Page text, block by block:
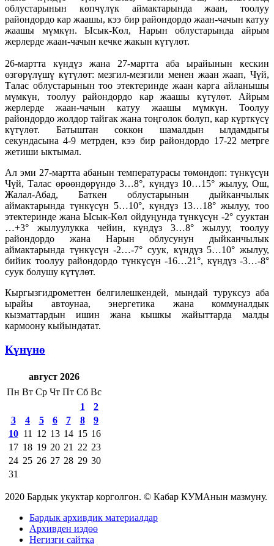
облустарынын көпчүлүк аймактарында жаан, тоолуу
райондордо кар жаашы, кээ бир райондордо жаан-чачын катуу
жаашы мүмкүн. Ысык-Көл, Нарын облустарында айрым
жерлерде жаан-чачын кечке жакын күтүлөт.
26-мартта күндүз жана 27-мартта аба ырайынын кескин
өзгөрүлүшү күтүлөт: мезгил-мезгили менен жаан жаап, Чүй,
Талас облустарынын тоо этектеринде жаан карга айланышы
мүмкүн, тоолуу райондордо кар жаашы күтүлөт. Айрым
жерлерде жаан-чачын катуу жаашы мүмкүн. Тоолуу
райондордо жолдор тайгак жана тоңголок болуп, кар күрткүсү
күтүлөт. Батыштан соккон шамалдын ылдамдыгы
секундасына 4-9 метрден, кээ бир райондордо 17-22 метрге
жетиши ыктымал.
Ал эми 27-мартта абанын температурасы төмөндөп: түнкүсүн
Чүй, Талас өрөөндөрүндө 3…8°, күндүз 10…15° жылуу, Ош,
Жалал-Абад, Баткен облустарынын дыйканчылык
аймактарында түнкүсүн 5…10°, күндүз 13…18° жылуу, тоо
этектеринде жана Ысык-Көл ойдуңунда түнкүсүн -2° сууктан
…+3° жылуулукка чейин, күндүз 3…8° жылуу, тоолуу
райондордо жана Нарын облусунун дыйканчылык
аймактарында түнкүсүн -2…-7° суук, күндүз 5…10° жылуу,
бийик тоолуу райондордо түнкүсүн -16…21°, күндүз -3…-8°
суук болушу күтүлөт.
Кыргызгидрометтен белгилешкендей, мындай туруксуз аба
ырайы автоунаа, энергетика жана коммуналдык
кызматтардын ишин жана кышкы жайыттарда малды
кармоону кыйындатат.
Күнүнө
август 2026
Пн Вт Ср Чт Пт Сб Вс
1
2
3
4 5 6 7 8
9
10 11 12 13 14 15 16
17 18 19 20 21 22 23
24 25 26 27 28 29 30
31
2020 Бардык укуктар корголгон. © Кабар КУМАнын мазмуну.
Бардык архивдик материалдар
Архивден издөө
Негизги сайтка